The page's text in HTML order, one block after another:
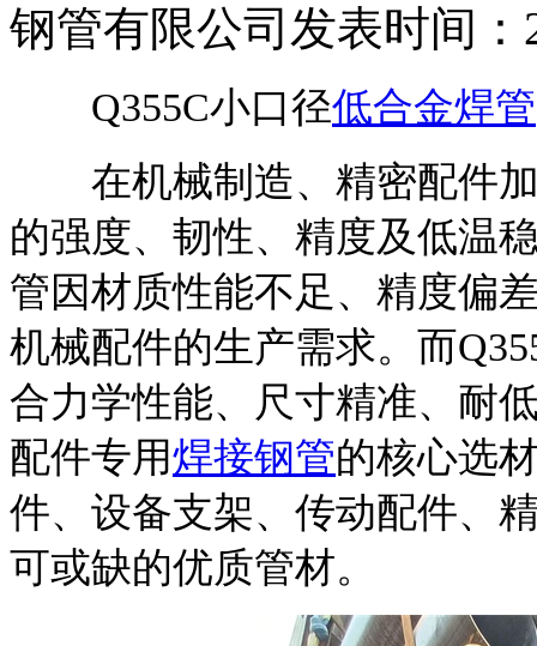
钢管有限公司 发表时间：
Q355C小口径低合金焊管
在机械制造、精密配件加
的强度、韧性、精度及低温
管因材质性能不足、精度偏
机械配件的生产需求。而
合力学性能、尺寸精准、耐
配件专用焊接钢管的核心选
件、设备支架、传动配件、
可或缺的优质管材。